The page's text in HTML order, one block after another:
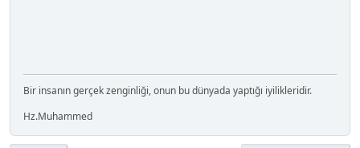
Bir insanın gerçek zenginliği, onun bu dünyada yaptığı iyilikleridir.
Hz.Muhammed